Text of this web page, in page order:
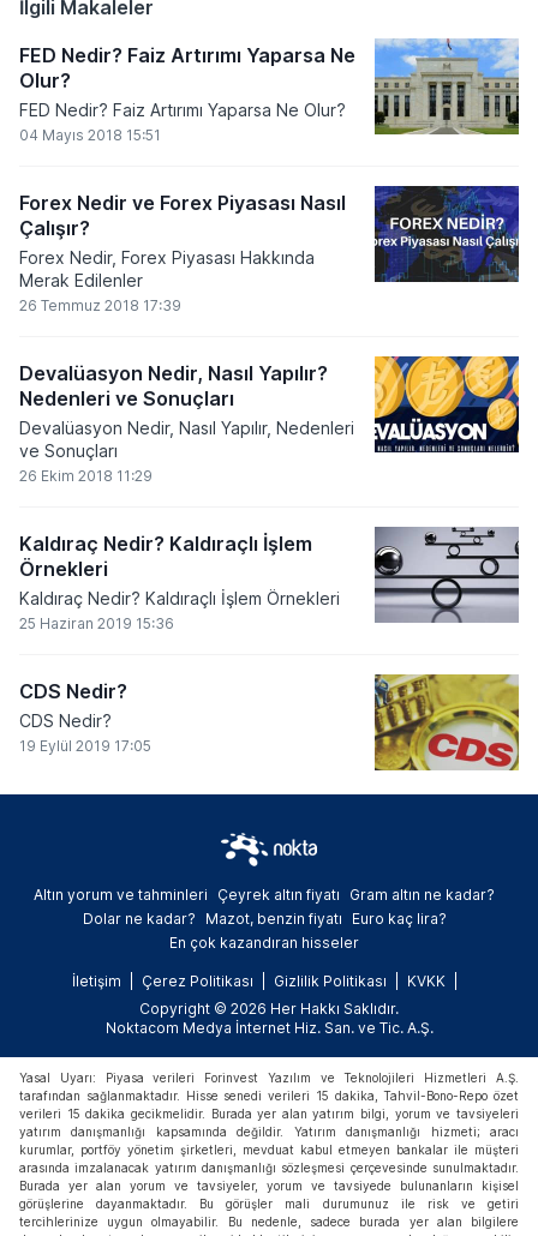
İlgili Makaleler
FED Nedir? Faiz Artırımı Yaparsa Ne
Olur?
FED Nedir? Faiz Artırımı Yaparsa Ne Olur?
04 Mayıs 2018 15:51
Forex Nedir ve Forex Piyasası Nasıl
Çalışır?
Forex Nedir, Forex Piyasası Hakkında
Merak Edilenler
26 Temmuz 2018 17:39
Devalüasyon Nedir, Nasıl Yapılır?
Nedenleri ve Sonuçları
Devalüasyon Nedir, Nasıl Yapılır, Nedenleri
ve Sonuçları
26 Ekim 2018 11:29
Kaldıraç Nedir? Kaldıraçlı İşlem
Örnekleri
Kaldıraç Nedir? Kaldıraçlı İşlem Örnekleri
25 Haziran 2019 15:36
CDS Nedir?
CDS Nedir?
19 Eylül 2019 17:05
Altın yorum ve tahminleri Çeyrek altın fiyatı
Gram altın ne kadar?
Dolar ne kadar?
Mazot, benzin fiyatı
Euro kaç lira?
En çok kazandıran hisseler
İletişim Çerez Politikası Gizlilik Politikası
KVKK
Copyright © 2026 Her Hakkı Saklıdır.
Noktacom Medya İnternet Hiz. San. ve Tic. A.Ş.
Yasal Uyarı: Piyasa verileri Forinvest Yazılım ve Teknolojileri Hizmetleri A.Ş.
tarafından sağlanmaktadır. Hisse senedi verileri 15 dakika, Tahvil-Bono-Repo özet
verileri 15 dakika gecikmelidir. Burada yer alan yatırım bilgi, yorum ve tavsiyeleri
yatırım danışmanlığı kapsamında değildir. Yatırım danışmanlığı hizmeti; aracı
kurumlar, portföy yönetim şirketleri, mevduat kabul etmeyen bankalar ile müşteri
arasında imzalanacak yatırım danışmanlığı sözleşmesi çerçevesinde sunulmaktadır.
Burada yer alan yorum ve tavsiyeler, yorum ve tavsiyede bulunanların kişisel
görüşlerine dayanmaktadır. Bu görüşler mali durumunuz ile risk ve getiri
tercihlerinize uygun olmayabilir. Bu nedenle, sadece burada yer alan bilgilere